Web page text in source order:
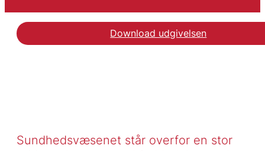
Download udgivelsen
Sundhedsvæsenet står overfor en stor